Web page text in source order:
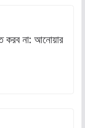
করব না: আনোয়ার